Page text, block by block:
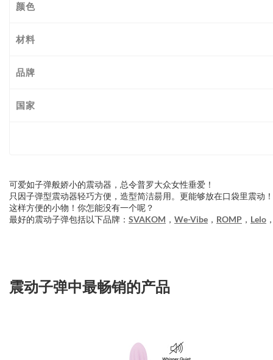
颜色
材料
品牌
国家
可爱如子弹般娇小的震动器，总令普罗大众女性垂爱！
只因子弹型震动器轻巧方便，造型简洁昜用。更能够放在口袋里震动！
这样方便的小物！你怎能没有一个呢？
最好的震动子弹包括以下品牌： SVAKOM ， We-Vibe ， ROMP ， Lelo
震动子弹中最畅销的产品